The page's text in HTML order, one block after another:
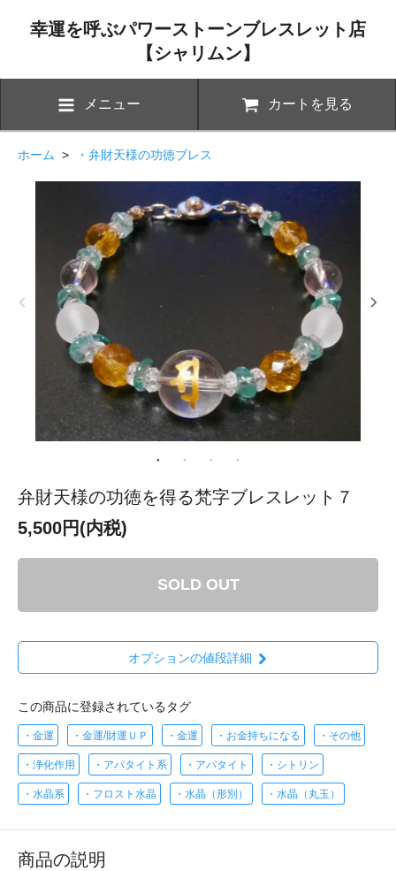
幸運を呼ぶパワーストーンブレスレット店
【シャリムン】
メニュー カートを見る
ホーム > ・弁財天様の功徳ブレス
弁財天様の功徳を得る梵字ブレスレット７
5,500円(内税)
SOLD OUT
オプションの値段詳細
この商品に登録されているタグ
・金運 ・金運/財運ＵＰ ・金運 ・お金持ちになる ・その他
・浄化作用 ・アパタイト系 ・アパタイト ・シトリン
・水晶系 ・フロスト水晶 ・水晶（形別） ・水晶（丸玉）
商品の説明